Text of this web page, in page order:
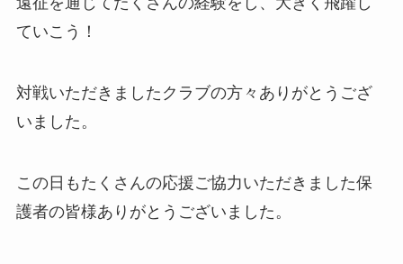
ていこう！
対戦いただきましたクラブの方々ありがとうござ
いました。
この日もたくさんの応援ご協力いただきました保
護者の皆様ありがとうございました。